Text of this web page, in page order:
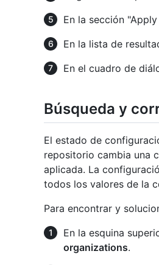
En la sección
En la lista de
En el cuadro de
Búsqueda y
El estado de
repositorio cambia una
aplicada. La
todos los valores de la
Para encontrar y
En la esquina
organizations.